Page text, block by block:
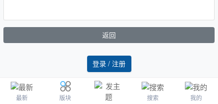
最新 版块 搜索 我的
登录 / 注册
返回